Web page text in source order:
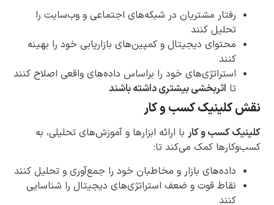
رفتار مشتریان در شبکه‌های اجتماعی و وب‌سایت را
تحلیل کنند
محتوای دیجیتال و کمپین‌های بازاریابی خود را بهینه
کنند
استراتژی‌های خود را براساس داده‌های واقعی اصلاح کنند
تا اثربخشی بیشتری داشته باشند
نقش کلینیک کسب و کار
کلینیک کسب و کار با ارائه ابزارها و آموزش‌های تحلیلی، به
کسب‌وکارها کمک می‌کند تا:
داده‌های بازار و مخاطبان خود را جمع‌آوری و تحلیل کنند
نقاط قوت و ضعف استراتژی‌های دیجیتال را شناسایی
کنند